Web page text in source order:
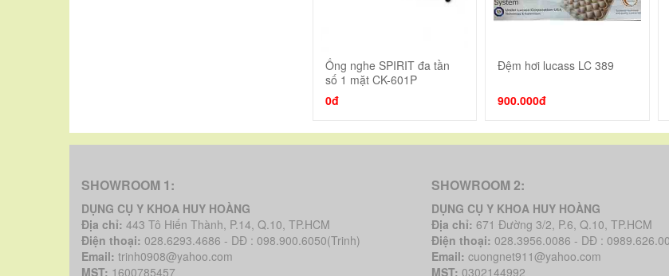
Thêm vào giỏ
Ống nghe SPIRIT đa tần
số 1 mặt CK-601P
0đ
Thêm vào giỏ
Đệm hơi lucass LC 389
900.000đ
SHOWROOM 1:
DỤNG CỤ Y KHOA HUY HOÀNG
Địa chỉ: 443 Tô Hiến Thành, P.14, Q.10, TP.HCM
Điện thoại: 028.6293.4686 - DĐ : 098.900.6050(Trinh)
Email: trinh0908@yahoo.com
MST: 1600785457
SHOWROOM 2:
DỤNG CỤ Y KHOA HUY HOÀNG
Địa chỉ: 671 Đường 3/2, P.6, Q.10, TP.HCM
Điện thoại: 028.3956.0086 - DĐ :
Email: cuongnet911@yahoo.com
MST: 0302144992